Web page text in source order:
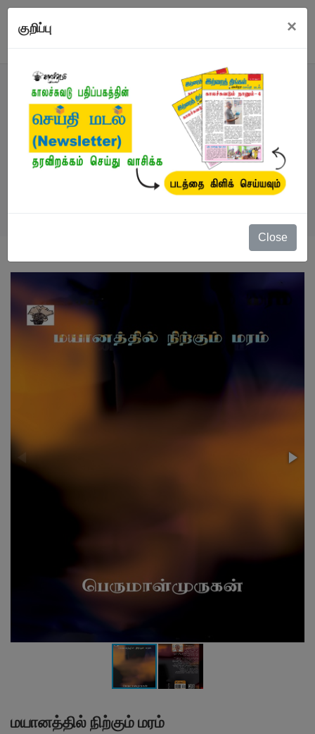
குறிப்பு ×
Close
நூல்கள் / கவிதைகள் / மயானத்தில் நிற்கும் மரம்
மயானத்தில் நிற்கும் மரம்